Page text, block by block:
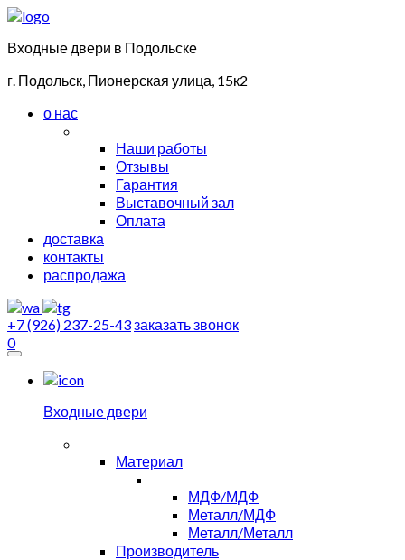
Входные двери в Подольске
г. Подольск, Пионерская улица, 15к2
о нас
Наши работы
Отзывы
Гарантия
Выставочный зал
Оплата
доставка
контакты
распродажа
+7 (926) 237-25-43заказать звонок
0
Входные двери
Материал
МДФ/МДФ
Металл/МДФ
Металл/Металл
Производитель